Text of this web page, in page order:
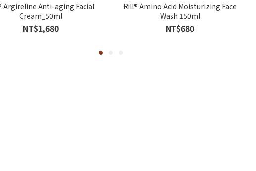
Argireline Anti-aging Facial
Cream_50ml
NT$1,680
Rill® Amino Acid Moisturizing Face
Wash 150ml
NT$680